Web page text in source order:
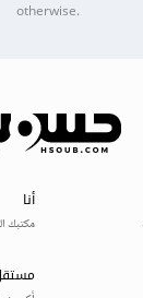
otherwise.